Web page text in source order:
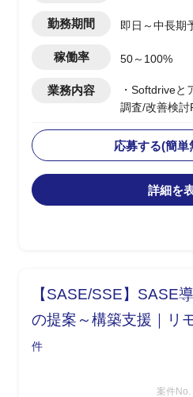
勤務期間 即日～中長期
稼働率 50～100%
業務内容
・Softdriveと
調査/改善検討
を踏まえた改
当
・Softdrive領
もとに、各種
・手探り状
応募する(簡単
詳細を
【SASE/SSE】SASE
の提案～構築支援｜リ
件
案件